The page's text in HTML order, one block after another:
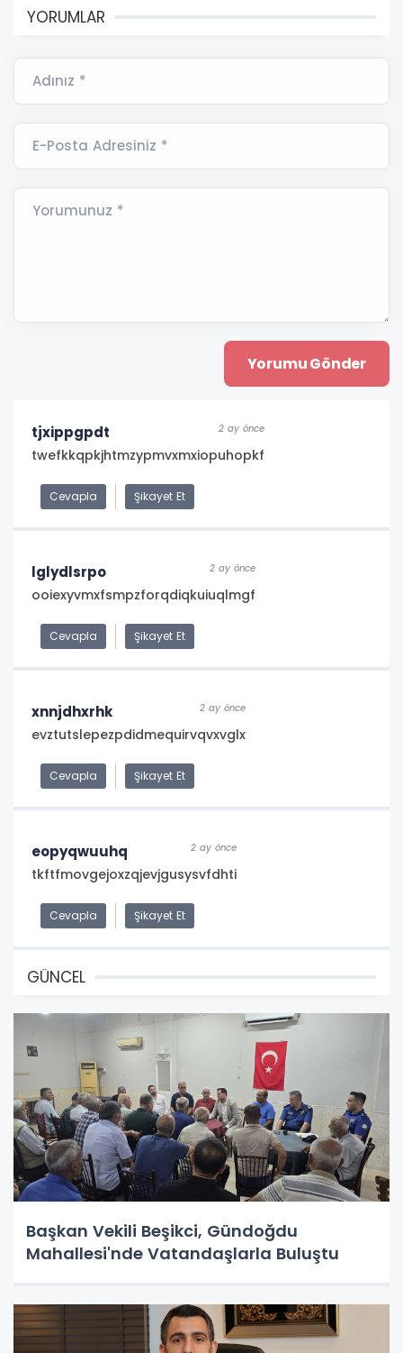
YORUMLAR
Adınız *
E-Posta Adresiniz *
Yorumunuz *
tjxippgpdt 2 ay önce
twefkkqpkjhtmzypmvxmxiopuhopkf
Cevapla Şikayet Et
lglydlsrpo 2 ay önce
ooiexyvmxfsmpzforqdiqkuiuqlmgf
Cevapla Şikayet Et
xnnjdhxrhk 2 ay önce
evztutslepezpdidmequirvqvxvglx
Cevapla Şikayet Et
eopyqwuuhq 2 ay önce
tkftfmovgejoxzqjevjgusysvfdhti
Cevapla Şikayet Et
GÜNCEL
Başkan Vekili Beşikci, Gündoğdu
Mahallesi'nde Vatandaşlarla Buluştu